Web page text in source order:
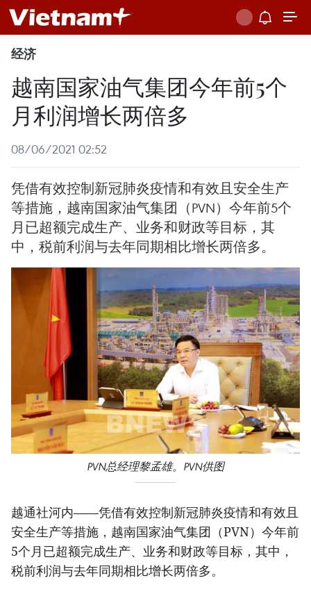
经济
越南国家油气集团今年前5个
月利润增长两倍多
08/06/2021 02:52
凭借有效控制新冠肺炎疫情和有效且安全生产
等措施，越南国家油气集团（PVN）今年前5个
月已超额完成生产、业务和财政等目标，其
中，税前利润与去年同期相比增长两倍多。
PVN总经理黎孟雄。PVN供图
越通社河内——凭借有效控制新冠肺炎疫情和有效且
安全生产等措施，越南国家油气集团（PVN）今年前
5个月已超额完成生产、业务和财政等目标，其中，
税前利润与去年同期相比增长两倍多。